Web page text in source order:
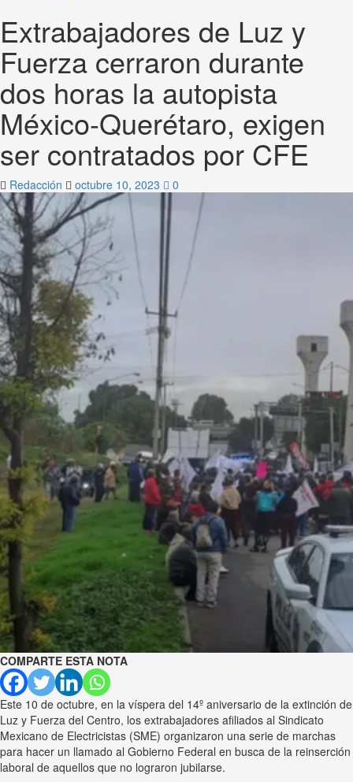
Extrabajadores de Luz y
Fuerza cerraron durante
dos horas la autopista
México-Querétaro, exigen
ser contratados por CFE
Redacción octubre 10, 2023 0
COMPARTE ESTA NOTA
Este 10 de octubre, en la víspera del 14º aniversario de la extinción de
Luz y Fuerza del Centro, los extrabajadores afiliados al Sindicato
Mexicano de Electricistas (SME) organizaron una serie de marchas
para hacer un llamado al Gobierno Federal en busca de la reinserción
laboral de aquellos que no lograron jubilarse.